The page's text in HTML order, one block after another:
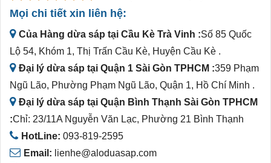
Mọi chi tiết xin liên hệ:
Của Hàng dừa sáp tại Cầu Kè Trà Vinh :Số 85 Quốc
Lộ 54, Khóm 1, Thị Trấn Cầu Kè, Huyện Cầu Kè .
Đại lý dừa sáp tại Quận 1 Sài Gòn TPHCM :359 Phạm
Ngũ Lão, Phường Phạm Ngũ Lão, Quận 1, Hồ Chí Minh .
Đại lý dừa sáp tại Quận Bình Thạnh Sài Gòn TPHCM
:Chỉ: 23/11A Nguyễn Văn Lạc, Phường 21 Bình Thạnh
HotLine: 093-819-2595
Email: lienhe@aloduasap.com